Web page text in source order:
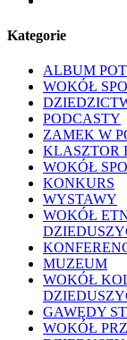
Kategorie
ALBUM
WOKÓŁ
PODCASTY
ZAMEK W
KLASZTOR
WOKÓŁ
KONKURS
WYSTAWY
WOKÓŁ
MUZEUM
WOKÓŁ
GAWĘDY
WOKÓŁ